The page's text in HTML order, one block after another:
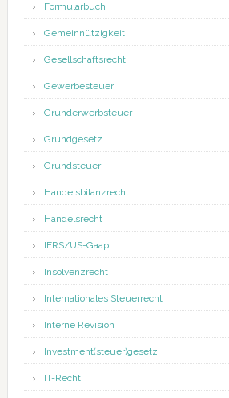
Formularbuch
Gemeinnützigkeit
Gesellschaftsrecht
Gewerbesteuer
Grunderwerbsteuer
Grundgesetz
Grundsteuer
Handelsbilanzrecht
Handelsrecht
IFRS/US-Gaap
Insolvenzrecht
Internationales Steuerrecht
Interne Revision
Investment(steuer)gesetz
IT-Recht